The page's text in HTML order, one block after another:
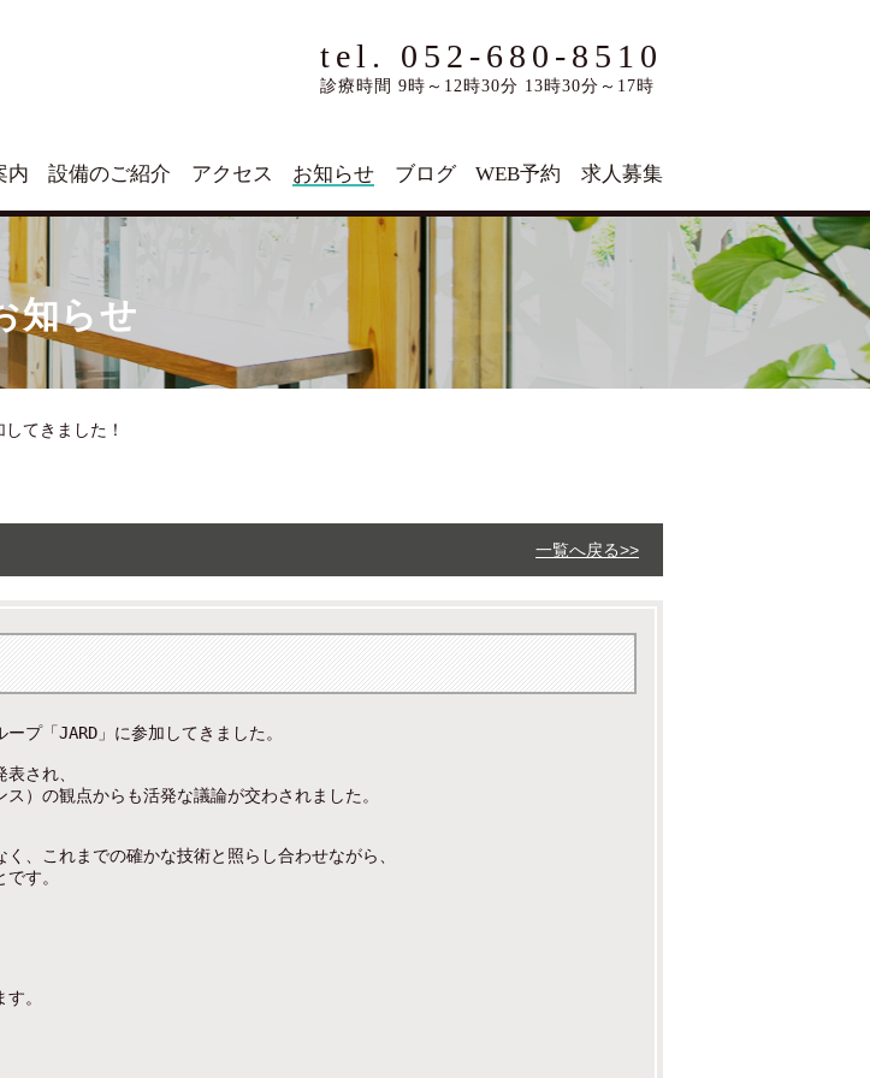
tel. 052-680-8510
診療時間 9時～12時30分 13時30分～17時
内 設備のご紹介 アクセス お知らせ ブログ WEB予約 求人募集
知らせ
てきました！
一覧へ戻る>>
プ「JARD」に参加してきました。
され、
、これまでの確かな技術と照らし合わせながら、
す。
。